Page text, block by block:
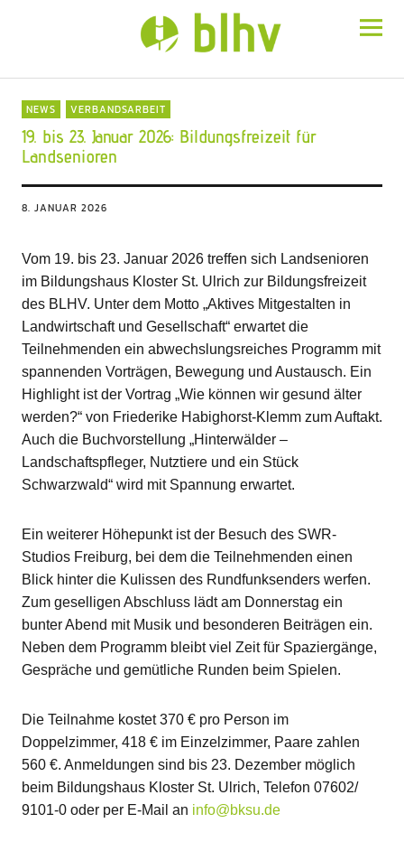
NEWS VERBANDSARBEIT
19. bis 23. Januar 2026: Bildungsfreizeit für
Landsenioren
8. JANUAR 2026
Vom 19. bis 23. Januar 2026 treffen sich Landsenioren
im Bildungshaus Kloster St. Ulrich zur Bildungsfreizeit
des BLHV. Unter dem Motto „Aktives Mitgestalten in
Landwirtschaft und Gesellschaft“ erwartet die
Teilnehmenden ein abwechslungsreiches Programm mit
spannenden Vorträgen, Bewegung und Austausch. Ein
Highlight ist der Vortrag „Wie können wir gesund älter
werden?“ von Friederike Habighorst-Klemm zum Auftakt.
Auch die Buchvorstellung „Hinterwälder –
Landschaftspfleger, Nutztiere und ein Stück
Schwarzwald“ wird mit Spannung erwartet.
Ein weiterer Höhepunkt ist der Besuch des SWR-
Studios Freiburg, bei dem die Teilnehmenden einen
Blick hinter die Kulissen des Rundfunksenders werfen.
Zum geselligen Abschluss lädt am Donnerstag ein
bunter Abend mit Musik und besonderen Beiträgen ein.
Neben dem Programm bleibt viel Zeit für Spaziergänge,
Gespräche und gemütliche Runden beim Spielen.
Die Teilnahme kostet 370 € pro Person im
Doppelzimmer, 418 € im Einzelzimmer, Paare zahlen
560 €. Anmeldungen sind bis 23. Dezember möglich
beim Bildungshaus Kloster St. Ulrich, Telefon 07602/
9101-0 oder per E-Mail an info@bksu.de